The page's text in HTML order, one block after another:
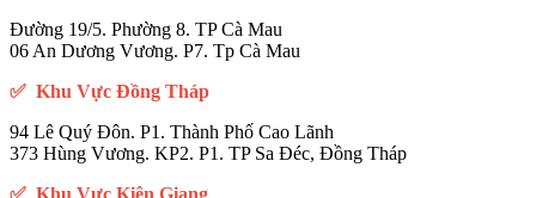
Đường 19/5. Phường 8. TP Cà Mau
06 An Dương Vương. P7. Tp Cà Mau
✅ Khu Vực Đồng Tháp
94 Lê Quý Đôn. P1. Thành Phố Cao Lãnh
373 Hùng Vương. KP2. P1. TP Sa Đéc, Đồng Tháp
✅ Khu Vực Kiên Giang